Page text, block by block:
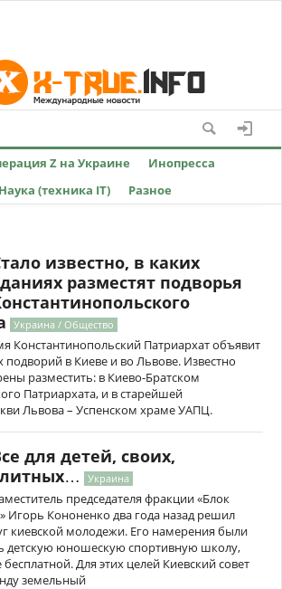
Z на Украине
Инопресса
Наука (техника IT) Разное
известно, в каких
разместят подворья
Украина / Общество
Константинопольский Патриархат объявит
подворий в Киеве и во Львове. Известно
разместить: в Киево-Братском
Патриархата, и в старейшей
Львова – Успенском храме УАПЦ.
для детей, своих,
Украина
председателя фракции «Блок
Игорь Кононенко два года назад решил
киевской молодежи. Его намерения были
детскую юношескую спортивную школу,
Для этих целей Киевский совет
земельный